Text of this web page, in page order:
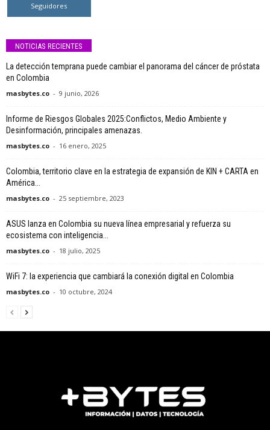
Seguidores
NOTICIAS RECIENTES
La detección temprana puede cambiar el panorama del cáncer de próstata
en Colombia
masbytes.co - 9 junio, 2026
Informe de Riesgos Globales 2025:Conflictos, Medio Ambiente y
Desinformación, principales amenazas.
masbytes.co - 16 enero, 2025
Colombia, territorio clave en la estrategia de expansión de KIN + CARTA en
América...
masbytes.co - 25 septiembre, 2023
ASUS lanza en Colombia su nueva línea empresarial y refuerza su
ecosistema con inteligencia...
masbytes.co - 18 julio, 2025
WiFi 7: la experiencia que cambiará la conexión digital en Colombia
masbytes.co - 10 octubre, 2024